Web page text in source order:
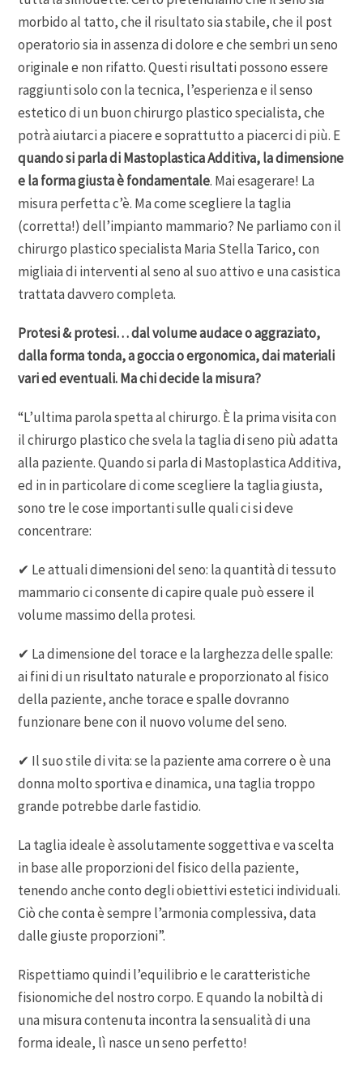
morbido al tatto, che il risultato sia stabile, che il post
operatorio sia in assenza di dolore e che sembri un seno
originale e non rifatto. Questi risultati possono essere
raggiunti solo con la tecnica, l’esperienza e il senso
estetico di un buon chirurgo plastico specialista, che
potrà aiutarci a piacere e soprattutto a piacerci di più. E
quando si parla di Mastoplastica Additiva, la dimensione
e la forma giusta è fondamentale. Mai esagerare! La
misura perfetta c’è. Ma come scegliere la taglia
(corretta!) dell’impianto mammario? Ne parliamo con il
chirurgo plastico specialista Maria Stella Tarico, con
migliaia di interventi al seno al suo attivo e una casistica
trattata davvero completa.
Protesi & protesi… dal volume audace o aggraziato,
dalla forma tonda, a goccia o ergonomica, dai materiali
vari ed eventuali. Ma chi decide la misura?
“L’ultima parola spetta al chirurgo. È la prima visita con
il chirurgo plastico che svela la taglia di seno più adatta
alla paziente. Quando si parla di Mastoplastica Additiva,
ed in in particolare di come scegliere la taglia giusta,
sono tre le cose importanti sulle quali ci si deve
concentrare:
✔ Le attuali dimensioni del seno: la quantità di tessuto
mammario ci consente di capire quale può essere il
volume massimo della protesi.
✔ La dimensione del torace e la larghezza delle spalle:
ai fini di un risultato naturale e proporzionato al fisico
della paziente, anche torace e spalle dovranno
funzionare bene con il nuovo volume del seno.
✔ Il suo stile di vita: se la paziente ama correre o è una
donna molto sportiva e dinamica, una taglia troppo
grande potrebbe darle fastidio.
La taglia ideale è assolutamente soggettiva e va scelta
in base alle proporzioni del fisico della paziente,
tenendo anche conto degli obiettivi estetici individuali.
Ciò che conta è sempre l’armonia complessiva, data
dalle giuste proporzioni”.
Rispettiamo quindi l’equilibrio e le caratteristiche
fisionomiche del nostro corpo. E quando la nobiltà di
una misura contenuta incontra la sensualità di una
forma ideale, lì nasce un seno perfetto!